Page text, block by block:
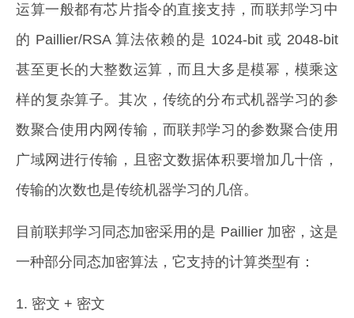
运算一般都有芯片指令的直接支持，而联邦学习中
的 Paillier/RSA 算法依赖的是 1024-bit 或 2048-bit
甚至更长的大整数运算，而且大多是模幂，模乘这
样的复杂算子。其次，传统的分布式机器学习的参
数聚合使用内网传输，而联邦学习的参数聚合使用
广域网进行传输，且密文数据体积要增加几十倍，
传输的次数也是传统机器学习的几倍。
目前联邦学习同态加密采用的是 Paillier 加密，这是
一种部分同态加密算法，它支持的计算类型有：
1. 密文 + 密文